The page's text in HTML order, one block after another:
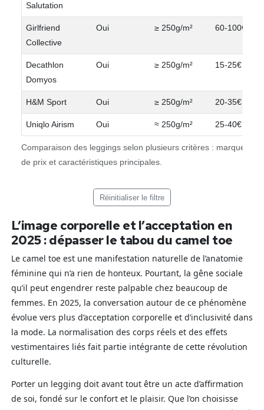
Comparaison des leggings selon plusieurs critères : marque,
de prix et caractéristiques principales.
Salutation
Girlfriend
Collective
Oui ≥ 250g/m² 60-100€
Decathlon
Domyos
Oui ≥ 250g/m² 15-25€
H&M Sport Oui ≥ 250g/m² 20-35€
Uniqlo Airism Oui ≈ 250g/m² 25-40€
Réinitialiser le filtre
L’image corporelle et l’acceptation en
2025 : dépasser le tabou du camel toe
Le camel toe est une manifestation naturelle de l’anatomie
féminine qui n’a rien de honteux. Pourtant, la gêne sociale
qu’il peut engendrer reste palpable chez beaucoup de
femmes. En 2025, la conversation autour de ce phénomène
évolue vers plus d’acceptation corporelle et d’inclusivité dans
la mode. La normalisation des corps réels et des effets
vestimentaires liés fait partie intégrante de cette révolution
culturelle.
Porter un legging doit avant tout être un acte d’affirmation
de soi, fondé sur le confort et le plaisir. Que l’on choisisse